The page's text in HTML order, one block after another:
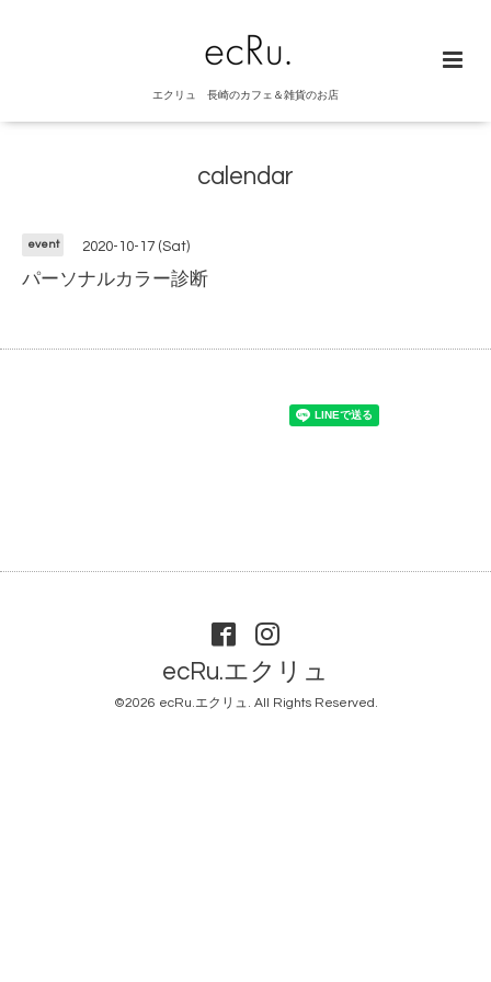
エクリュ 長崎のカフェ＆雑貨のお店
calendar
event 2020-10-17 (Sat)
パーソナルカラー診断
ecRu.エクリュ
©2026 ecRu.エクリュ. All Rights Reserved.